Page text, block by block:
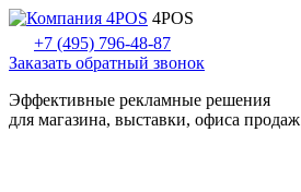
4POS
+7 (495) 796-48-87
Заказать обратный звонок
Эффективные рекламные решения
для магазина, выставки, офиса продаж